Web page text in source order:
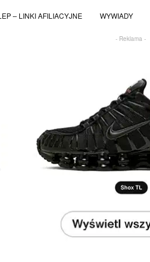
– LINKI AFILIACYJNE WYWIADY
- Reklama -